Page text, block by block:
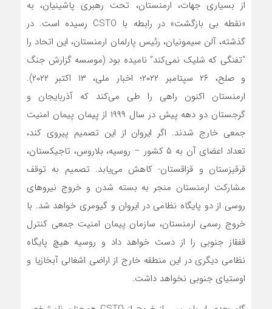
از بسیاری جهات، ارمنستان، تحت رهبری پاشینیان، به
«نقطه بی بازگشت» در رابطه با CSTO رسیده است. در
گذشته، آلن سیمونیان، رئیس پارلمان ارمنستان، این اتحاد را
“تفنگی که شلیک نمی‌کند” نامیده بود (موسسه گزارش جنگ
و صلح، ۲۶ سپتامبر ۲۰۲۲؛ اخبار ملی، ۱۳ اکتبر ۲۰۲۲).
ارمنستان اکنون راهی را طی می‌کند که آذربایجان و
گرجستان دو دهه پیش در سال ۱۹۹۹ از پیمان پیمان امنیت
جمعی خارج شدند. اگر ایروان از این تصمیم پیروی کند،
تعداد اعضای آن به ۵ کشور – روسیه، بلاروس، تاجیکستان،
قرقیزستان و قزاقستان- کاهش می‌یابد. تصمیم به توقف
مشارکت ارمنستان منجر به بسته شدن و خروج نیروهای
روسی از دو پایگاه نظامی در ایروان و گیومری خواهد شد. با
خروج رسمی ارمنستان، سازمان پیمان امنیت جمعی کنترل
قفقاز جنوبی را از دست خواهد داد و روسیه هیچ پایگاه
نظامی دیگری در این منطقه خارج از اراضی اشغالی آبخازیا و
اوستیای جنوبی نخواهد داشت.